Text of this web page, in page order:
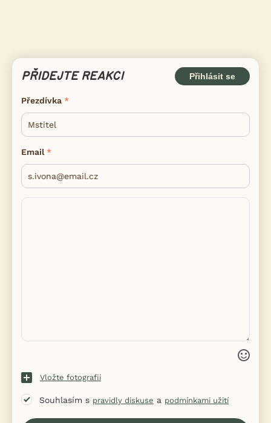
PŘIDEJTE REAKCI Přihlásit se
Přezdívka
Email
Vložte fotografii
Souhlasím s pravidly diskuse a podmínkami užití